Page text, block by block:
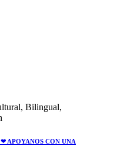
Bilingual,
❤ APOYANOS CON UNA